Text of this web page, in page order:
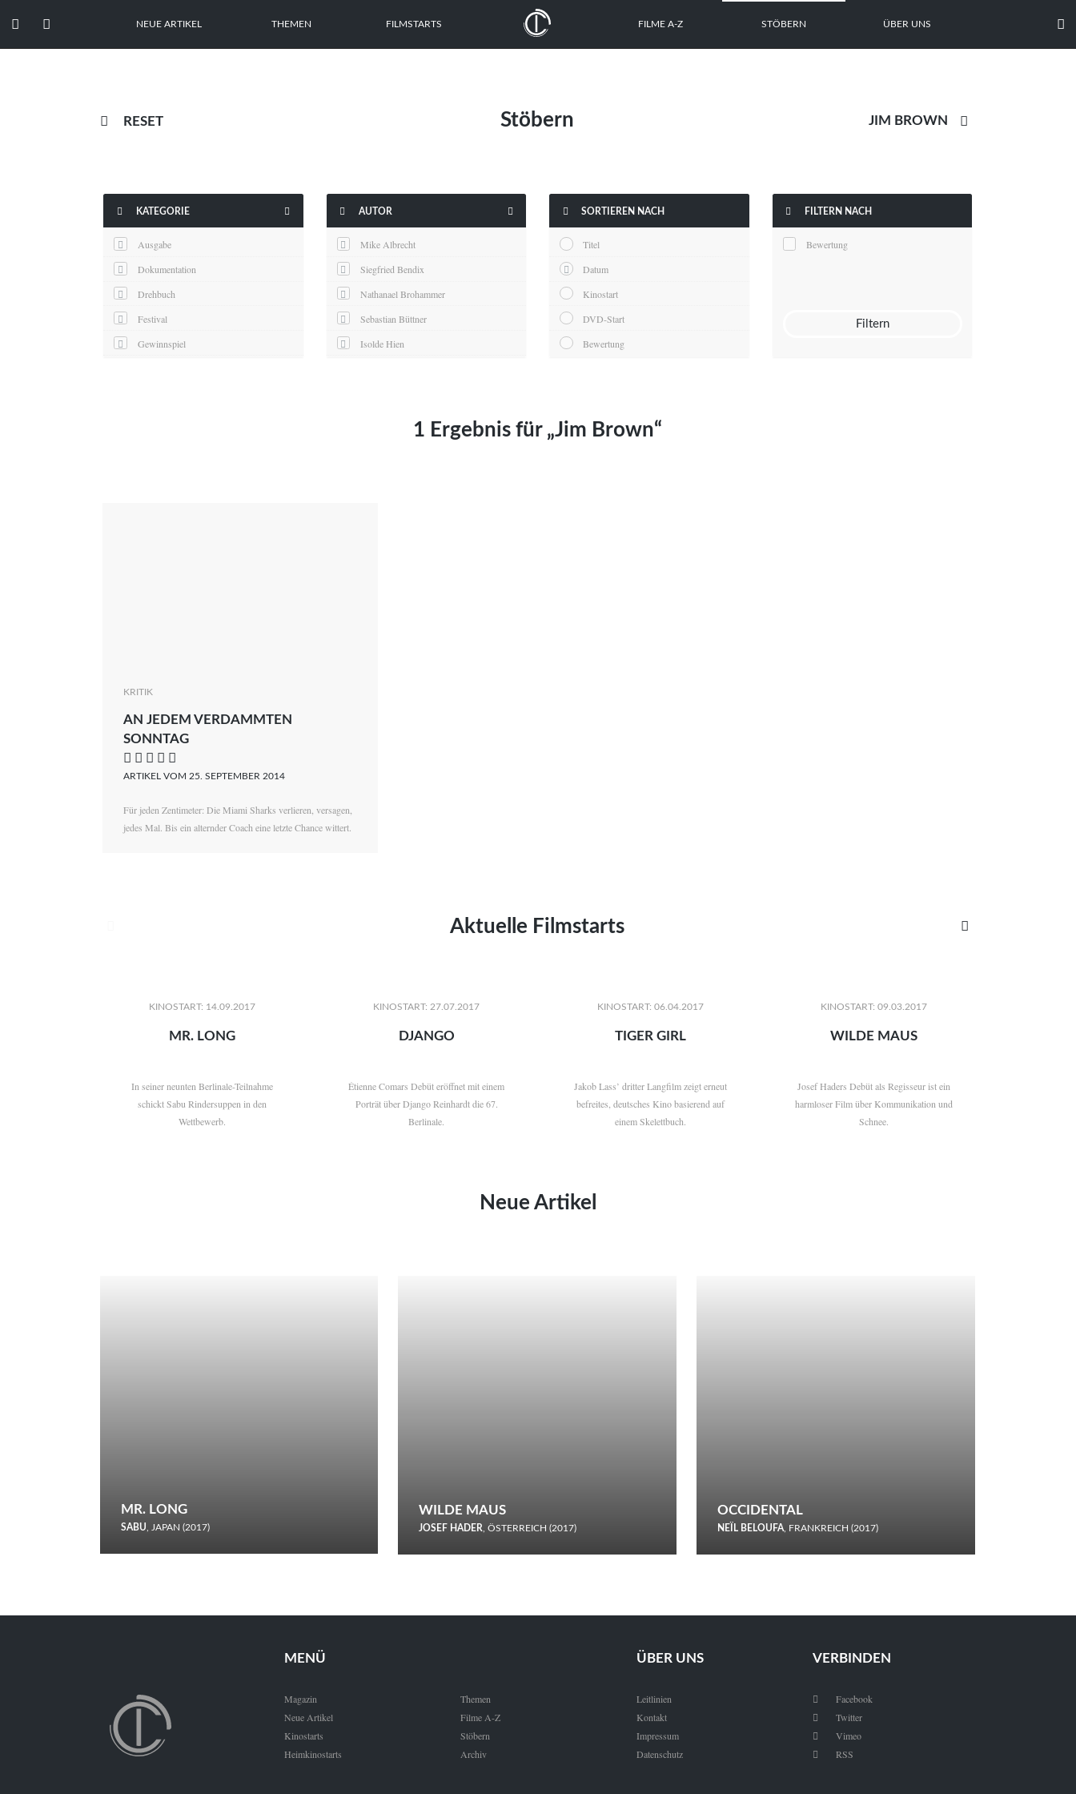
  NEUE ARTIKEL THEMEN FILMSTARTS FILME A-Z STÖBERN ÜBER UNS 
 RESET Stöbern 
 KATEGORIE 
Ausgabe
Dokumentation
Drehbuch
Festival
Gewinnspiel
 AUTOR 
Mike Albrecht
Siegfried Bendix
Nathanael Brohammer
Sebastian Büttner
Isolde Hien
 SORTIEREN NACH
Titel
Datum
Kinostart
DVD-Start
Bewertung
 FILTERN NACH
Bewertung
Filtern
1 Ergebnis für „Jim Brown“
KRITIK
AN JEDEM VERDAMMTEN
SONNTAG
    
ARTIKEL VOM 25. SEPTEMBER 2014
Für jeden Zentimeter: Die Miami Sharks verlieren, versagen,
jedes Mal. Bis ein alternder Coach eine letzte Chance wittert.
Aktuelle Filmstarts 
KINOSTART: 14.09.2017
MR. LONG
In seiner neunten Berlinale-Teilnahme
schickt Sabu Rindersuppen in den
Wettbewerb.
KINOSTART: 27.07.2017
DJANGO
Étienne Comars Debüt eröffnet mit einem
Porträt über Django Reinhardt die 67.
Berlinale.
KINOSTART: 06.04.2017
TIGER GIRL
Jakob Lass’ dritter Langfilm zeigt erneut
befreites, deutsches Kino basierend auf
einem Skelettbuch.
KINOSTART: 09.03.2017
WILDE MAUS
Josef Haders Debüt als Regisseur ist ein
harmloser Film über Kommunikation und
Schnee.
Neue Artikel
MR. LONG
SABU, JAPAN (2017)
den Wettbewerb.
WILDE MAUS
JOSEF HADER, ÖSTERREICH (2017)
Schnee.
OCCIDENTAL
NEÏL BELOUFA, FRANKREICH (2017)
MENÜ
Magazin
Neue Artikel
Kinostarts
Heimkinostarts
Themen
Filme A-Z
Stöbern
Archiv
ÜBER UNS
Leitlinien
Kontakt
Impressum
Datenschutz
VERBINDEN
 Facebook
 Twitter
 Vimeo
 RSS